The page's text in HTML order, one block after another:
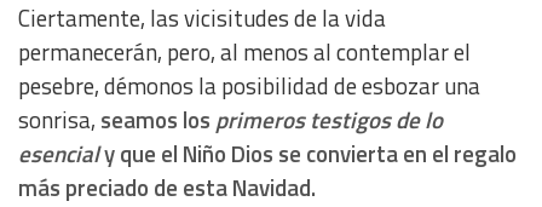
Ciertamente, las vicisitudes de la vida
permanecerán, pero, al menos al contemplar el
pesebre, démonos la posibilidad de esbozar una
sonrisa, seamos los primeros testigos de lo
esencialy que el Niño Dios se convierta en el regalo
más preciado de esta Navidad.